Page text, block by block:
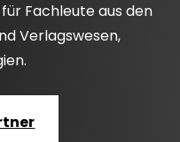
Fachleute aus den
Verlagswesen,